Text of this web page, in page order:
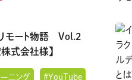
モート物語 Vol.2
式会社様】
ニング #YouTube